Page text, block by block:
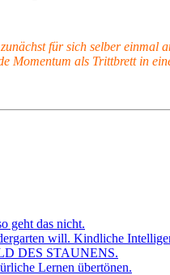
für sich selber einmal
Momentum als Trittbrett in
geht das nicht.
will. Kindliche
DES STAUNENS.
Lernen übertönen.